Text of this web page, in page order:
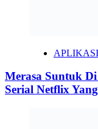
Merasa Suntuk
Serial Netflix